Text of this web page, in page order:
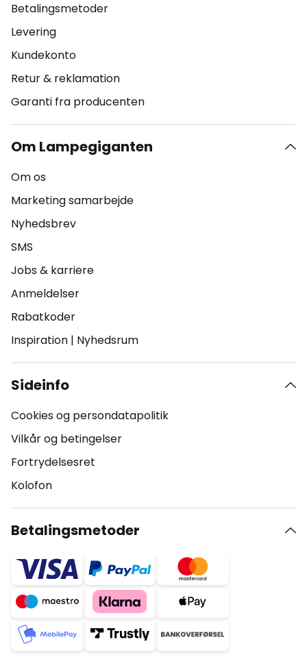
Betalingsmetoder
Levering
Kundekonto
Retur & reklamation
Garanti fra producenten
Om Lampegiganten
Om os
Marketing samarbejde
Nyhedsbrev
SMS
Jobs & karriere
Anmeldelser
Rabatkoder
Inspiration | Nyhedsrum
Sideinfo
Cookies og persondatapolitik
Vilkår og betingelser
Fortrydelsesret
Kolofon
Betalingsmetoder